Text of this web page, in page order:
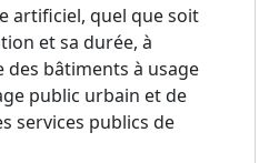
artificiel, quel que soit
et sa durée, à
des bâtiments à usage
public urbain et de
services publics de